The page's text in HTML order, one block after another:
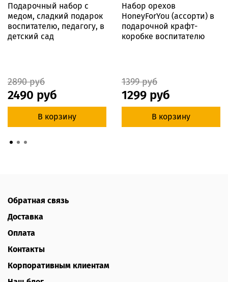
Подарочный набор с
медом, сладкий подарок
воспитателю, педагогу, в
детский сад
2890 руб
2490 руб
В корзину
Набор орехов
HoneyForYou (ассорти) в
подарочной крафт-
коробке воспитателю
1399 руб
1299 руб
В корзину
Обратная связь
Доставка
Оплата
Контакты
Корпоративным клиентам